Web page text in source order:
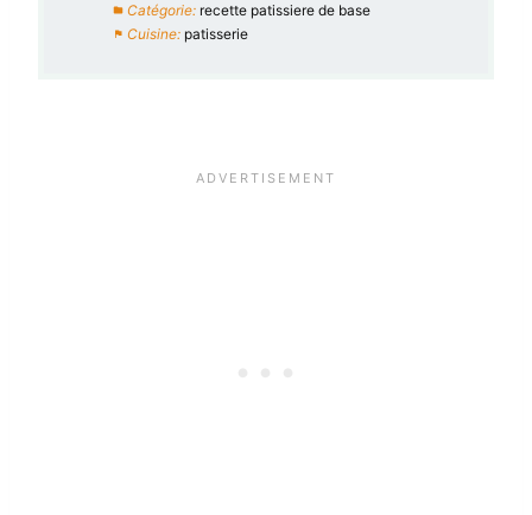
Catégorie: recette patissiere de base
Cuisine: patisserie